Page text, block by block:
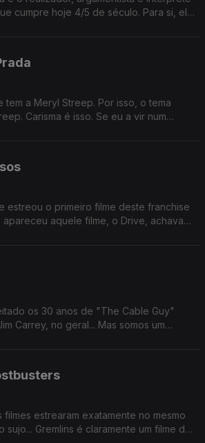
cumpre hoje 4/5 de século. Para si, ele
tem a Meryl Streep. Por isso, o tema
Carisma é isso. Se eu a vir num
estreou o primeiro filme deste franchise
apareceu aquele filme, o Drive, achava
os 30 anos de "The Cable Guy"
Carrey, no geral... Mas somos um
estrearam exatamente no mesmo
sujo... Gremlins é claramente um filme de